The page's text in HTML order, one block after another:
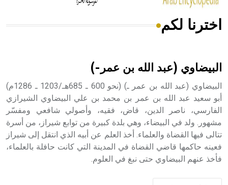
هل تعلم أن الأبسيد كلمة فرنسية اللفظ تم اعتمادها مصطلحاً
- هل تعلم أن أبجر Abgar اسم معروف جيداً يعود إلى عدد من
الملوك الذين حكموا مدينة إديسا (الرها) من أبجر الأول وحتى
التاسع، وهم ينتسبون إلى أسرة أوسروين
اخترنا لكم
البيضاوي (عبد الله بن عمر-)
البيضاوي (عبد الله بن عمر ـ) (نحو 600 ـ 685هـ/1203 ـ 1286م)
أبو سعيد عبد الله بن عمر بن محمد بن علي البيضاوي الشيرازي
الفارسي، ناصر الدين، قاض، فقيه، وأصولي شافعي ومفسّر
مشهور. ولد في البيضاء، وهي بلدة كبيرة من توابع شيراز، من أسرة
تتالى فيها القضاة والعلماء. أخذ العلم عن أبيه الذي انتقل إلى شيراز
فعينه حاكمها قاضي القضاة في المدينة التي كانت حافلة بالعلماء،
فأخذ عنهم البيضاوي حتى نبغ في العلوم.